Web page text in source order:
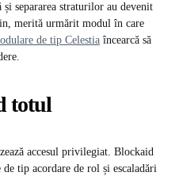
separarea straturilor au devenit
merită urmărit modul în care
de tip Celestia încearcă să
totul
accesul privilegiat. Blockaid
tip acordare de rol și escaladări